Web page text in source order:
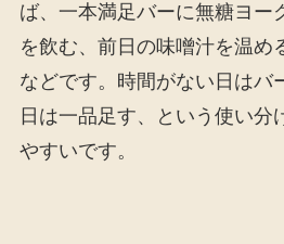
ば、一本満足バーに無糖ヨー
を飲む、前日の味噌汁を温め
などです。時間がない日はバ
日は一品足す、という使い分
やすいです。